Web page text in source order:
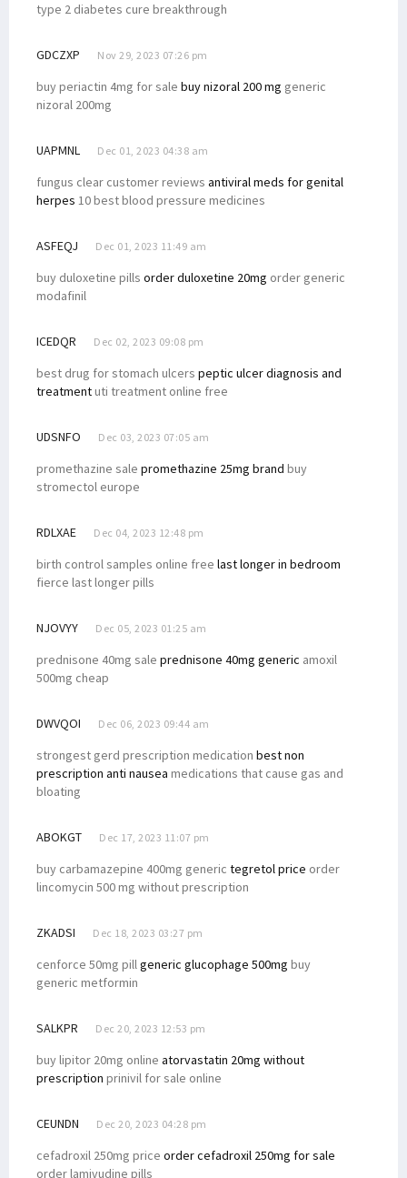
type 2 diabetes cure breakthrough
GDCZXP Nov 29, 2023 07:26 pm
buy periactin 4mg for sale buy nizoral 200 mg generic
nizoral 200mg
UAPMNL Dec 01, 2023 04:38 am
fungus clear customer reviews antiviral meds for genital
herpes 10 best blood pressure medicines
ASFEQJ Dec 01, 2023 11:49 am
buy duloxetine pills order duloxetine 20mg order generic
modafinil
ICEDQR Dec 02, 2023 09:08 pm
best drug for stomach ulcers peptic ulcer diagnosis and
treatmentuti treatment online free
UDSNFO Dec 03, 2023 07:05 am
promethazine sale promethazine 25mg brand buy
stromectol europe
RDLXAE Dec 04, 2023 12:48 pm
birth control samples online free last longer in bedroom
fierce last longer pills
NJOVYY Dec 05, 2023 01:25 am
prednisone 40mg sale prednisone 40mg generic amoxil
500mg cheap
DWVQOI Dec 06, 2023 09:44 am
strongest gerd prescription medication best non
prescription anti nausea medications that cause gas and
bloating
ABOKGT Dec 17, 2023 11:07 pm
buy carbamazepine 400mg generic tegretol price order
lincomycin 500 mg without prescription
ZKADSI Dec 18, 2023 03:27 pm
cenforce 50mg pillgeneric glucophage 500mg buy
generic metformin
SALKPR Dec 20, 2023 12:53 pm
buy lipitor 20mg online atorvastatin 20mg without
prescription prinivil for sale online
CEUNDN Dec 20, 2023 04:28 pm
cefadroxil 250mg price order cefadroxil 250mg for sale
order lamivudine pills